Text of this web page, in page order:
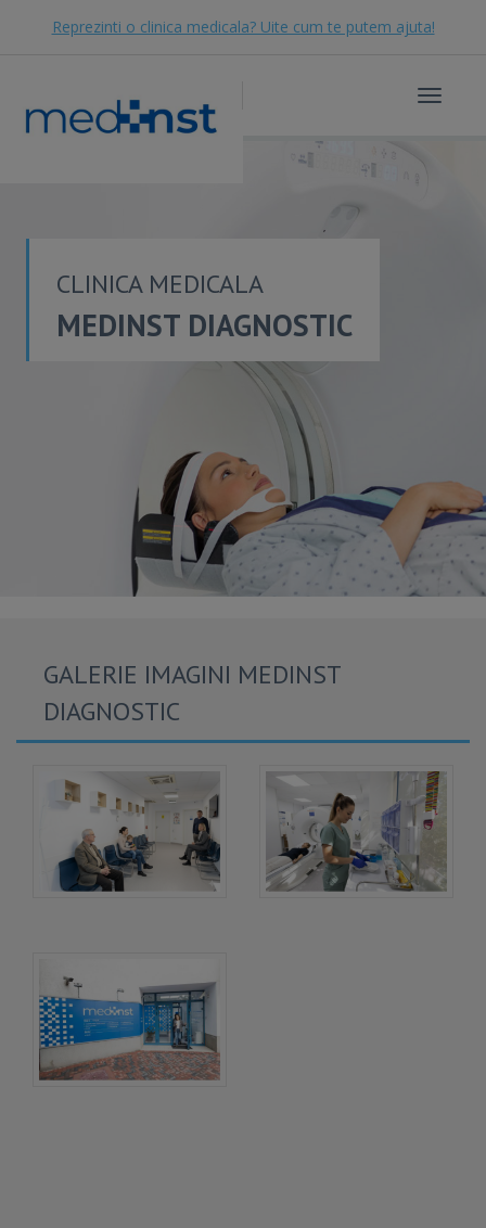
Reprezinti o clinica medicala? Uite cum te putem ajuta!
Toggle
CLINICA MEDICALA
MEDINST DIAGNOSTIC
GALERIE IMAGINI MEDINST
DIAGNOSTIC